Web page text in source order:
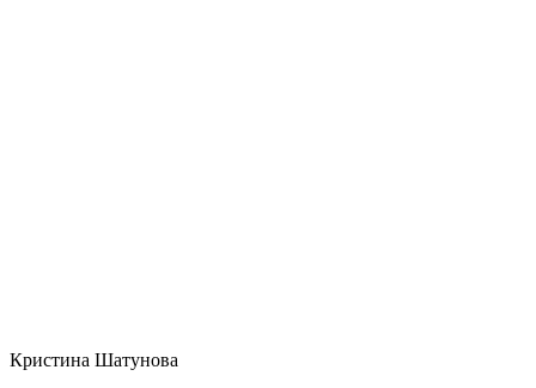
Кристина Шатунова